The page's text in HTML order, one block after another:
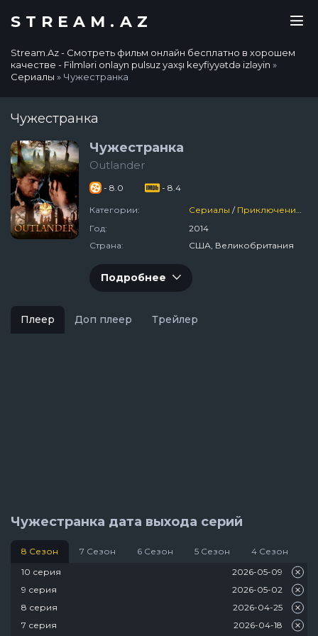
STREAM.AZ
Stream.Az - Смотреть фильм онлайн бесплатно в хорошем
качестве - Filmləri onlayn pulsuz yaxşı keyfiyyətdə izləyin »
Сериалы » Чужестранка
Чужестранка
Чужестранка
Outlander
- 8.0 - 8.4
Категории: Сериалы / Приключения
Год:
2014
Страна:
США, Великобритания
Подробнее
Плеер Доп плеер Трейлер
Чужестранка дата выхода серий
8 Сезон 7 Сезон 6 Сезон 5 Сезон 4 Сезон
10 серия
2026-05-09
9 серия
2026-05-02
8 серия
2026-04-25
7 серия
2026-04-18